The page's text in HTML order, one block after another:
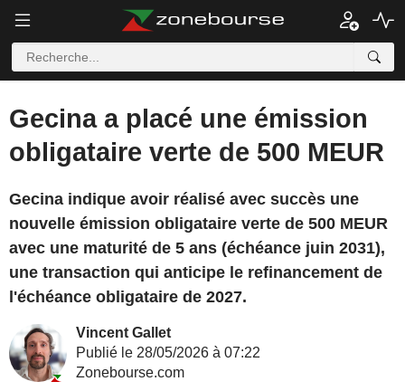
Gecina a placé une émission
obligataire verte de 500 MEUR
Gecina indique avoir réalisé avec succès une
nouvelle émission obligataire verte de 500 MEUR
avec une maturité de 5 ans (échéance juin 2031),
une transaction qui anticipe le refinancement de
l'échéance obligataire de 2027.
Vincent Gallet
Publié le 28/05/2026 à 07:22
Zonebourse.com